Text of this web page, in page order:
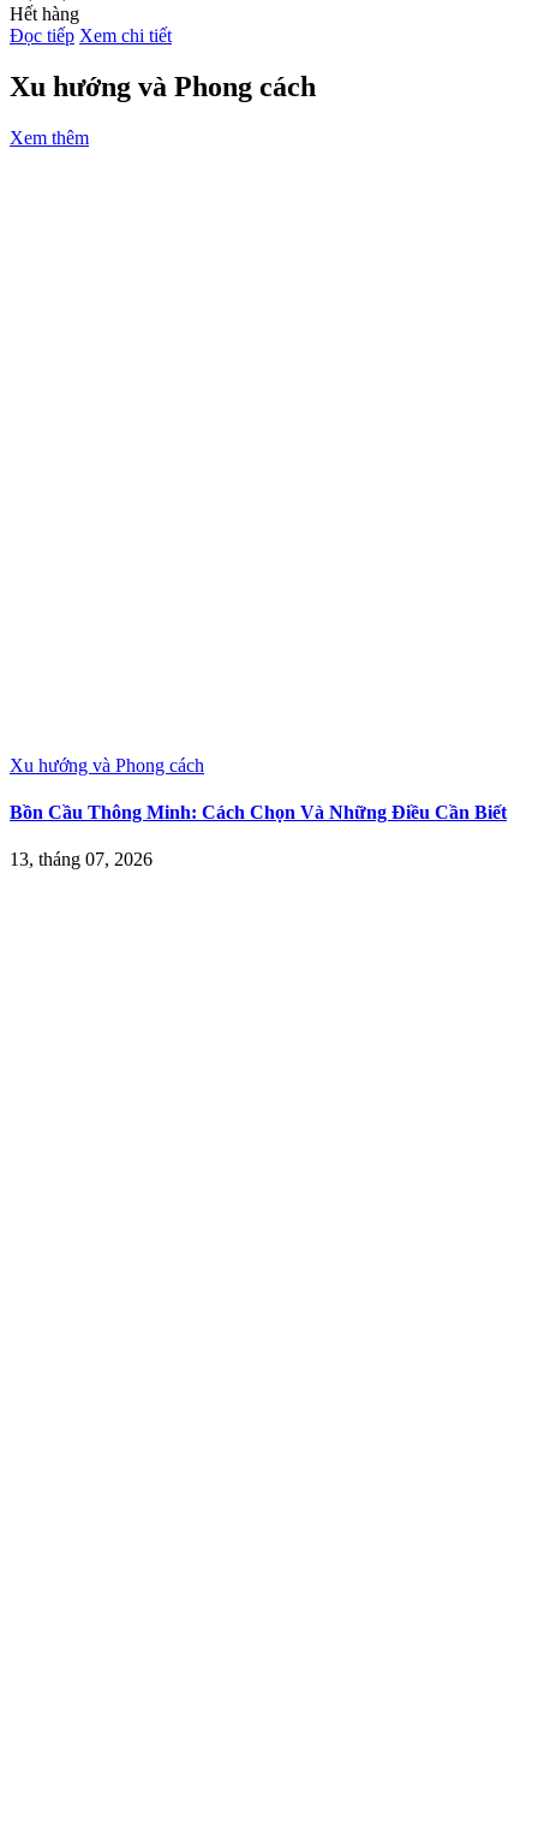
Hết hàng
Đọc tiếp Xem chi tiết
Xu hướng và Phong cách
Xem thêm
Xu hướng và Phong cách
Bồn Cầu Thông Minh: Cách Chọn Và Những Điều Cần Biết
13, tháng 07, 2026